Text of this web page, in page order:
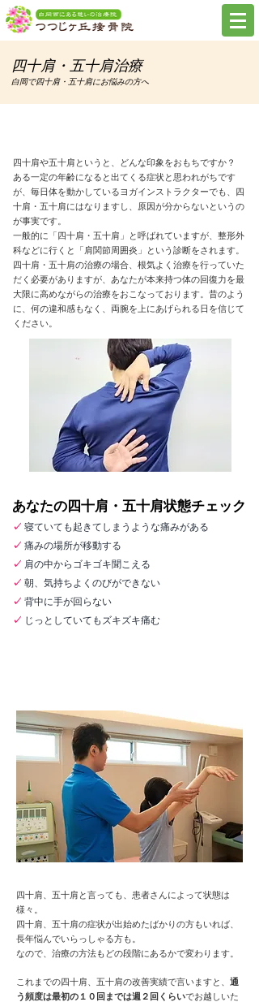
四十肩・五十肩治療
白岡で四十肩・五十肩にお悩みの方へ
四十肩や五十肩というと、どんな印象をおもちですか？
ある一定の年齢になると出てくる症状と思われがちです
が、毎日体を動かしているヨガインストラクターでも、四
十肩・五十肩にはなりますし、原因が分からないというの
が事実です。
一般的に「四十肩・五十肩」と呼ばれていますが、整形外
科などに行くと「肩関節周囲炎」という診断をされます。
四十肩・五十肩の治療の場合、根気よく治療を行っていた
だく必要がありますが、あなたが本来持つ体の回復力を最
大限に高めながらの治療をおこなっております。昔のよう
に、何の違和感もなく、両腕を上にあげられる日を信じて
ください。
あなたの四十肩・五十肩状態チェック
✓ 寝ていても起きてしまうような痛みがある
✓ 痛みの場所が移動する
✓ 肩の中からゴキゴキ聞こえる
✓ 朝、気持ちよくのびができない
✓ 背中に手が回らない
✓ じっとしていてもズキズキ痛む
四十肩、五十肩と言っても、患者さんによって状態は
様々。
四十肩、五十肩の症状が出始めたばかりの方もいれば、
長年悩んでいらっしゃる方も。
なので、治療の方法もどの段階にあるかで変わります。
これまでの四十肩、五十肩の改善実績で言いますと、 ​通
う頻度は最初の１０回までは週２回くらいでお越しいた